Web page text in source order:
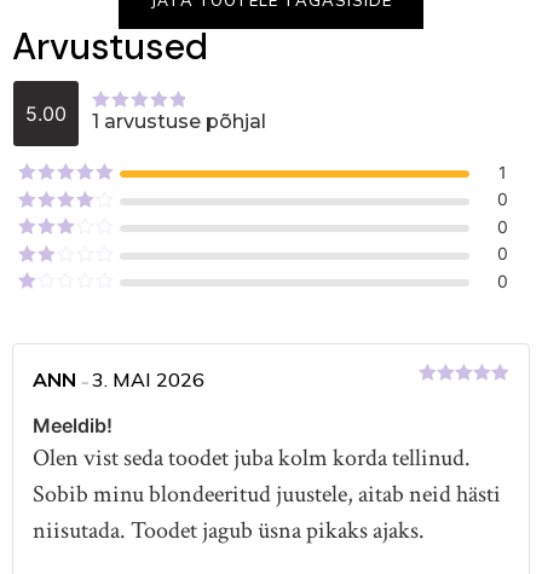
Arvustused
5.00
Hinnanguga
1 arvustuse põhjal
Hinnanguga
5
/ 5
1
Hinnanguga
/ 5
0
Hinnanguga
3
0
Hinnanguga
0
/
0
ANN –3. MAI 2026
Meeldib!
Olen vist seda toodet juba kolm korda tellinud.
Sobib minu blondeeritud juustele, aitab neid hästi
niisutada. Toodet jagub üsna pikaks ajaks.